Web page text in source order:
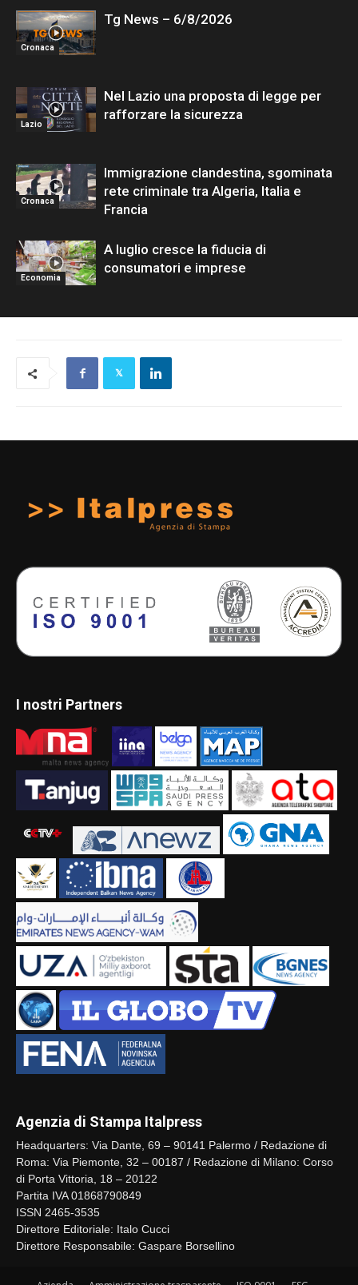
Cronaca
Tg News – 6/8/2026
Lazio
Nel Lazio una proposta di legge per
rafforzare la sicurezza
Cronaca
Immigrazione clandestina, sgominata
rete criminale tra Algeria, Italia e
Francia
Economia
A luglio cresce la fiducia di
consumatori e imprese
I nostri Partners
Agenzia di Stampa Italpress
Headquarters: Via Dante, 69 – 90141 Palermo / Redazione di
Roma: Via Piemonte, 32 – 00187 / Redazione di Milano: Corso
di Porta Vittoria, 18 – 20122
Partita IVA 01868790849
ISSN 2465-3535
Direttore Editoriale: Italo Cucci
Direttore Responsabile: Gaspare Borsellino